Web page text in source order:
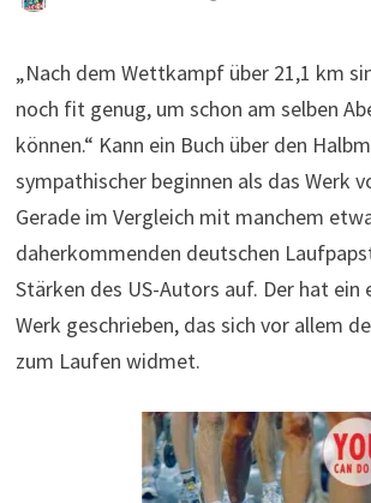
„Nach dem Wettkampf über 21,1 km
noch fit genug, um schon am selben
können.“ Kann ein Buch über den
sympathischer beginnen als das Werk
Gerade im Vergleich mit manchem
daherkommenden deutschen
Stärken des US-Autors auf. Der hat ein
Werk geschrieben, das sich vor allem
zum Laufen widmet.